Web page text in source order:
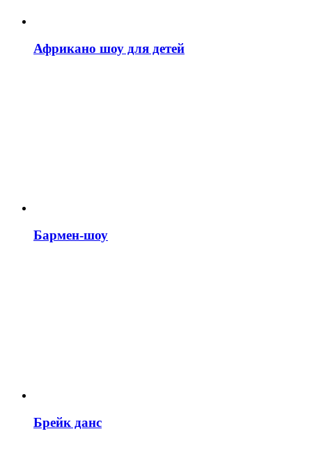
Африкано шоу для детей
Бармен-шоу
Брейк данс